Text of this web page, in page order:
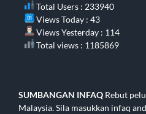
Total Users : 233940
Views Today : 43
Views Yesterday : 114
Total views : 1185869
SUMBANGAN INFAQ Rebut
Malaysia. Sila masukkan infaq